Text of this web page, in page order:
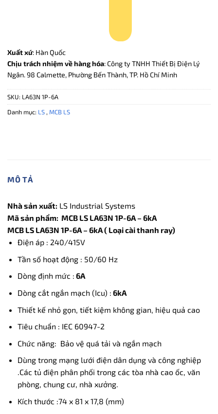
Xuất xứ: Hàn Quốc
Chịu trách nhiệm về hàng hóa: Công ty TNHH Thiết Bị Điện Lý
Ngân. 98 Calmette, Phường Bến Thành, TP. Hồ Chí Minh
SKU: LA63N 1P-6A
Danh mục: LS , MCB LS
MÔ TẢ
Nhà sản xuất: LS Industrial Systems
Mã sản phẩm: MCB LS LA63N 1P-6A – 6kA
MCB LS LA63N 1P-6A – 6kA ( Loại cài thanh ray)
Điện áp : 240/415V
Tần số hoạt động : 50/60 Hz
Dòng định mức : 6A
Dòng cắt ngắn mạch (Icu) : 6kA
Thiết kế nhỏ gọn, tiết kiệm không gian, hiệu quả cao
Tiêu chuẩn : IEC 60947-2
Chức năng: Bảo vệ quá tải và ngắn mạch
Dùng trong mạng lưới điện dân dụng và công nghiệp
.Các tủ điện phân phối trong các tòa nhà cao ốc, văn
phòng, chung cư, nhà xưởng.
Kích thước :74 x 81 x 17,8 (mm)